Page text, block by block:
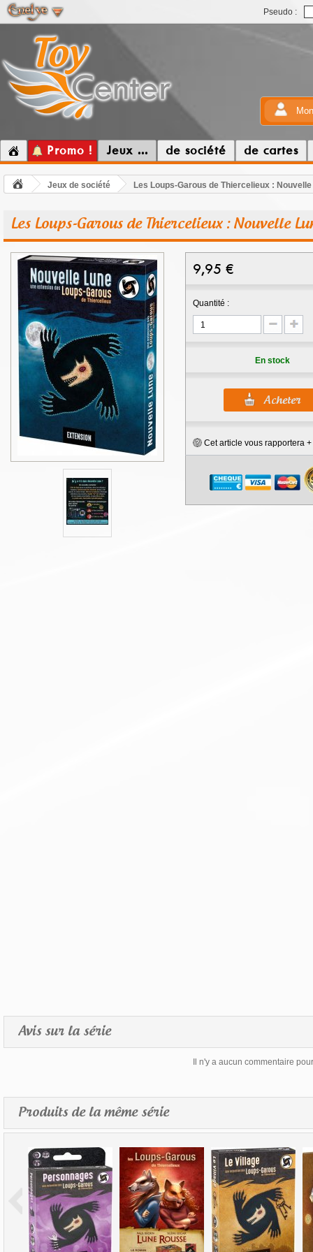
Pseudo :
Promo ! Jeux ... de société de cartes
Jeux de société Les Loups-Garous de Thiercelieux :
Les Loups-Garous de Thiercelieux : Nouvelle
9,95 €
Quantité :
En stock
Cet article vous rapportera +
Avis sur la série
Il n'y a aucun commentaire
Produits de la même série